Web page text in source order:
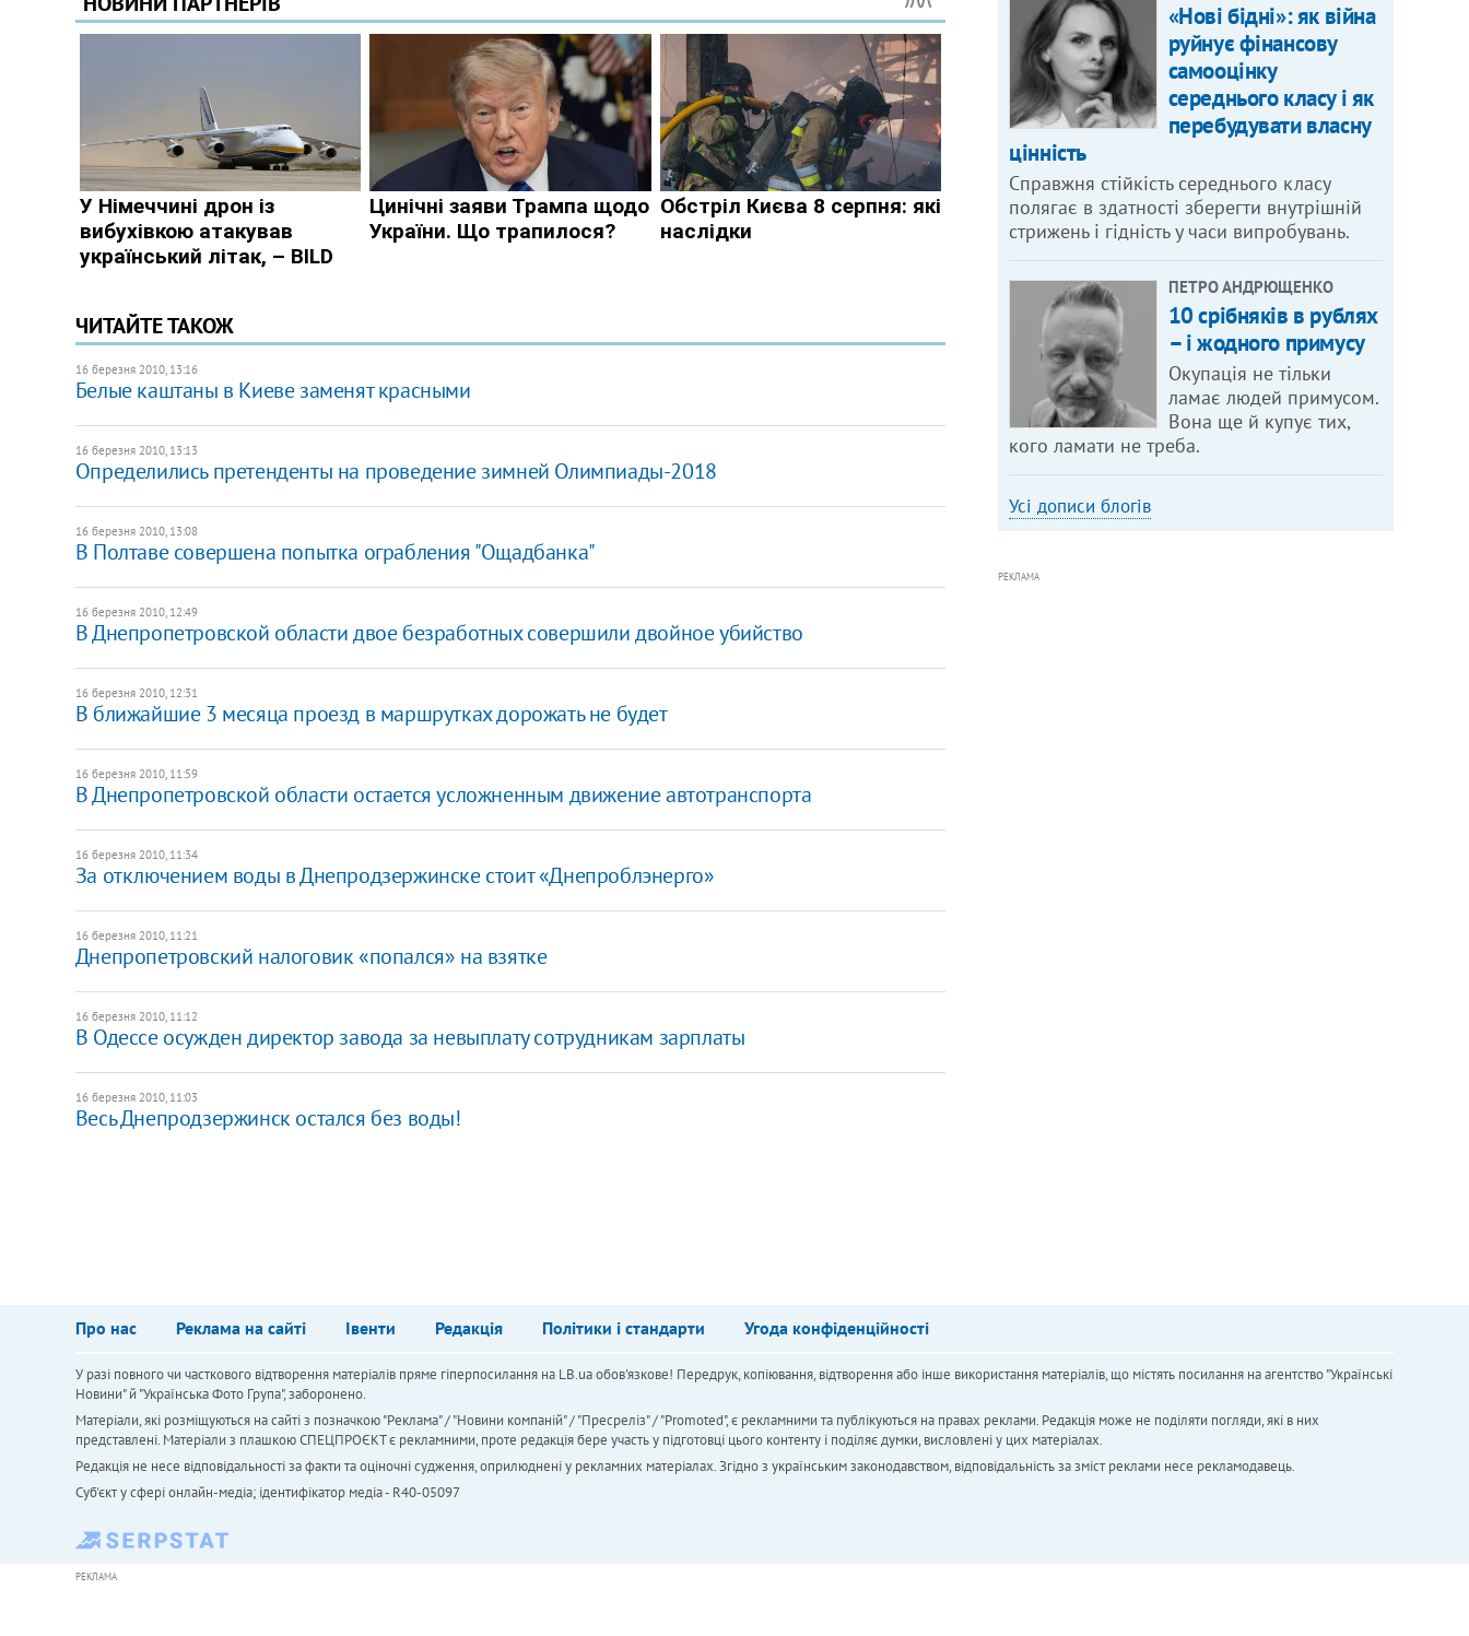
ЧИТАЙТЕ ТАКОЖ
16 березня 2010, 13:16
Белые каштаны в Киеве заменят красными
16 березня 2010, 13:13
Определились претенденты на проведение зимней Олимпиады-2018
16 березня 2010, 13:08
В Полтаве совершена попытка ограбления "Ощадбанка"
16 березня 2010, 12:49
В Днепропетровской области двое безработных совершили двойное убийство
16 березня 2010, 12:31
В ближайшие 3 месяца проезд в маршрутках дорожать не будет
16 березня 2010, 11:59
В Днепропетровской области остается усложненным движение автотранспорта
16 березня 2010, 11:34
За отключением воды в Днепродзержинске стоит «Днепроблэнерго»
16 березня 2010, 11:21
Днепропетровский налоговик «попался» на взятке
16 березня 2010, 11:12
В Одессе осужден директор завода за невыплату сотрудникам зарплаты
16 березня 2010, 11:03
Весь Днепродзержинск остался без воды!
«Нові бідні»: як війна
руйнує фінансову
самооцінку
середнього класу і як
перебудувати власну
цінність
Справжня стійкість середнього класу
полягає в здатності зберегти внутрішній
стрижень і гідність у часи випробувань.
ПЕТРО АНДРЮЩЕНКО
10 срібняків в рублях
– і жодного примусу
Окупація не тільки
ламає людей примусом.
Вона ще й купує тих,
кого ламати не треба.
Усі дописи блогів
РЕКЛАМА
Про нас Реклама на сайті Івенти Редакція Політики і стандарти Угода конфіденційності
У разі повного чи часткового відтворення матеріалів пряме гіперпосилання на LB.ua обов'язкове! Передрук, копіювання, відтворення або інше використання матеріалів, що містять посилання на агентство "Українськi
Новини" й "Українська Фото Група", заборонено.
Матеріали, які розміщуються на сайті з позначкою "Реклама" / "Новини компаній" / "Пресреліз" / "Promoted", є рекламними та публікуються на правах реклами. Редакція може не поділяти погляди, які в них
представлені. Матеріали з плашкою СПЕЦПРОЄКТ є рекламними, проте редакція бере участь у підготовці цього контенту і поділяє думки, висловлені у цих матеріалах.
Редакція не несе відповідальності за факти та оціночні судження, оприлюднені у рекламних матеріалах. Згідно з українським законодавством, відповідальність за зміст реклами несе рекламодавець.
Cуб'єкт у сфері онлайн-медіа; ідентифікатор медіа - R40-05097
РЕКЛАМА